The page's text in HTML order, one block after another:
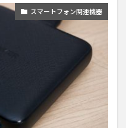
スマートフォン関連機器